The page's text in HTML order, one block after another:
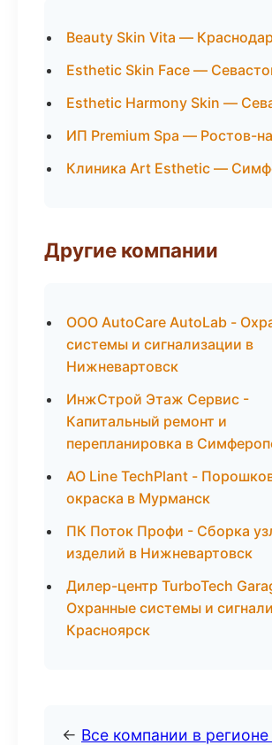
Beauty Skin Vita — Краснодар
Esthetic Skin Face —
Esthetic Harmony Skin —
ИП Premium Spa — Ростов-
Клиника Art Esthetic —
Другие компании
ООО AutoCare AutoLab -
системы и сигнализации в
Нижневартовск
ИнжСтрой Этаж Сервис -
Капитальный ремонт и
перепланировка в
АО Line TechPlant -
окраска в Мурманск
ПК Поток Профи - Сборка
изделий в Нижневартовск
Дилер-центр TurboTech
Охранные системы и
Красноярск
← Все компании в